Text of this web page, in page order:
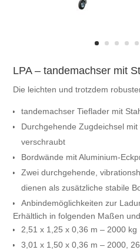
LPA – tandemachser mit
Die leichten und trotzdem
tandemachser Tieflader mit
Durchgehende Zugdeichsel
verschraubt
Bordwände mit Aluminium-
Zwei durchgehende,
dienen als zusätzliche stabile
Anbindemöglichkeiten zur
Erhältlich in folgenden Maßen
2,51 x 1,25 x 0,36 m – 2000 kg
3,01 x 1,50 x 0,36 m – 2000,